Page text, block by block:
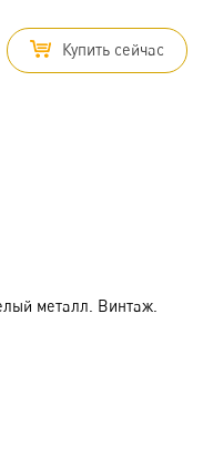
Купить сейчас
металл. Винтаж.